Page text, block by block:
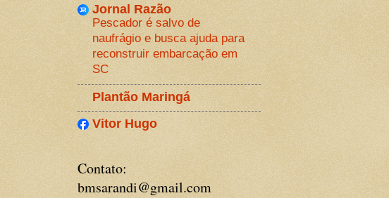
Jornal Razão
Pescador é salvo de
naufrágio e busca ajuda para
reconstruir embarcação em
SC
Plantão Maringá
Vitor Hugo
Contato:
bmsarandi@gmail.com